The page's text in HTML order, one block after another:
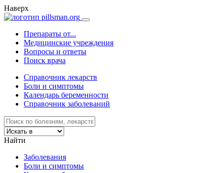
Наверх
Препараты от...
Медицинские учреждения
Вопросы и ответы
Поиск врача
Справочник лекарств
Боли и симптомы
Календарь беременности
Справочник заболеваний
Найти
Заболевания
Боли и симптомы